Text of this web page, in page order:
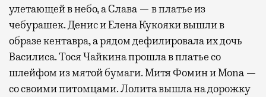
улетающей в небо, а Слава — в платье из
чебурашек. Денис и Елена Кукояки вышли в
образе кентавра, а рядом дефилировала их дочь
Василиса. Тося Чайкина прошла в платье со
шлейфом из мятой бумаги. Митя Фомин и Mona —
со своими питомцами. Лолита вышла на дорожку